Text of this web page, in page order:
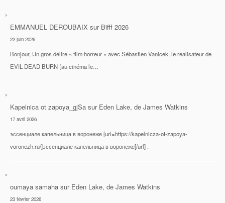
EMMANUEL DEROUBAIX sur Bifff 2026
22 juin 2026
Bonjour, Un gros délire « film horreur » avec Sébastien Vanicek, le réalisateur de
EVIL DEAD BURN (au cinéma le…
Kapelnica ot zapoya_gjSa sur Eden Lake, de James Watkins
17 avril 2026
эссенциале капельница в воронеже [url=https://kapelnicza-ot-zapoya-
voronezh.ru/]эссенциале капельница в воронеже[/url] .
oumaya samaha sur Eden Lake, de James Watkins
23 février 2026